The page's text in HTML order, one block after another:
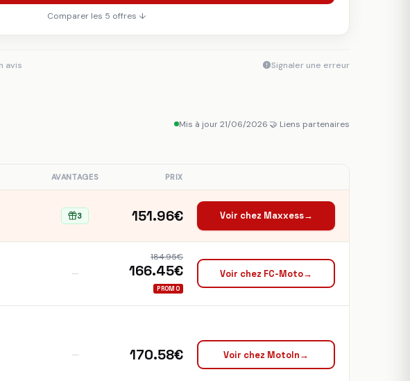
Comparer les 5 offres ↓
avis Signaler une erreur
Mis à jour 21/06/2026🤝 Liens partenaires
AVANTAGES PRIX
3 151.96€ Voir chez Maxxess→
—
184.95€
166.45€
PROMO
Voir chez FC-Moto→
— 170.58€ Voir chez MotoIn→